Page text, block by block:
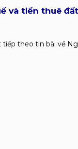
và tiền thuê đất
tiếp theo tin bài về